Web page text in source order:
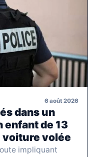
6 août 2026
dans un
de 13
voiture volée
impliquant